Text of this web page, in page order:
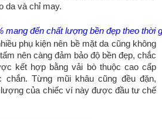
da và chỉ may.
mang đến chất lượng bền đẹp theo thời
phụ kiện nên bề mặt da cũng không
nên càng đảm bảo độ bền đẹp, chắc
kết hợp bằng vải bò thuộc cao cấp
chắn. Từng mũi khâu cũng đều đặn,
lượng của chiếc ví này được đầu tư chế